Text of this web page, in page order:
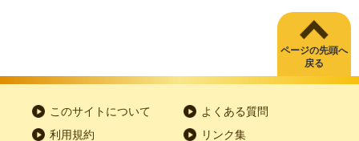
ページの先頭へ
戻る
このサイトについて
よくある質問
利用規約
リンク集